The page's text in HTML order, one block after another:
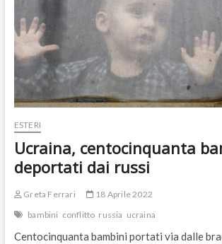
disegni
dei
bambini
ESTERI
Ucraina, centocinquanta
deportati dai russi
Greta Ferrari
18 Aprile 2022
bambini conflitto russia ucraina
Centocinquanta bambini portati via dalle